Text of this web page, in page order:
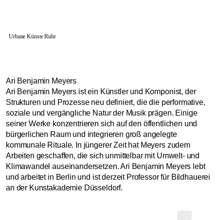
Urbane Künste Ruhr
Ari Benjamin Meyers
Ari Benjamin Meyers ist ein Künstler und Komponist, der
Strukturen und Prozesse neu definiert, die die performative,
soziale und vergängliche Natur der Musik prägen. Einige
seiner Werke konzentrieren sich auf den öffentlichen und
bürgerlichen Raum und integrieren groß angelegte
kommunale Rituale. In jüngerer Zeit hat Meyers zudem
Arbeiten geschaffen, die sich unmittelbar mit Umwelt- und
Klimawandel auseinandersetzen. Ari Benjamin Meyers lebt
und arbeitet in Berlin und ist derzeit Professor für Bildhauerei
an der Kunstakademie Düsseldorf.